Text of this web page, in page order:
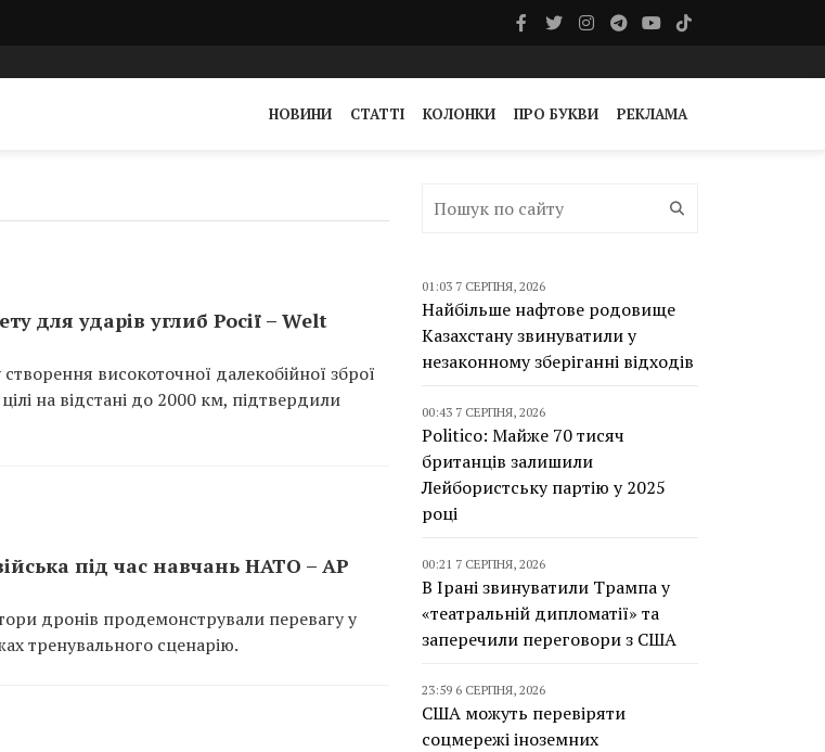
НОВИНИ СТАТТІ КОЛОНКИ ПРО БУКВИ РЕКЛАМА
для ударів углиб Росії – Welt
високоточної далекобійної зброї
на відстані до 2000 км, підтвердили
під час навчань НАТО – AP
дронів продемонстрували перевагу у
тренувального сценарію.
01:03 7 СЕРПНЯ, 2026
Найбільше нафтове родовище
Казахстану звинуватили у
незаконному зберіганні відходів
00:43 7 СЕРПНЯ, 2026
Politico: Майже 70 тисяч
британців залишили
Лейбористську партію у 2025
році
00:21 7 СЕРПНЯ, 2026
В Ірані звинуватили Трампа у
«театральній дипломатії» та
заперечили переговори з США
23:59 6 СЕРПНЯ, 2026
США можуть перевіряти
соцмережі іноземних